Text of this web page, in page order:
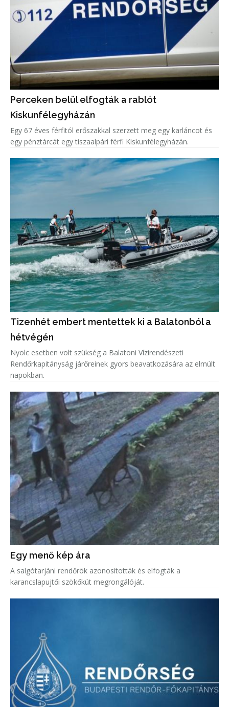
Perceken belül elfogták a rablót
Kiskunfélegyházán
Egy 67 éves férfitól erőszakkal szerzett meg egy karláncot és
egy pénztárcát egy tiszaalpári férfi Kiskunfélegyházán.
Tizenhét embert mentettek ki a Balatonból a
hétvégén
Nyolc esetben volt szükség a Balatoni Vízirendészeti
Rendőrkapitányság járőreinek gyors beavatkozására az elmúlt
napokban.
Egy menő kép ára
A salgótarjáni rendőrök azonosították és elfogták a
karancslapujtői szökőkút megrongálóját.